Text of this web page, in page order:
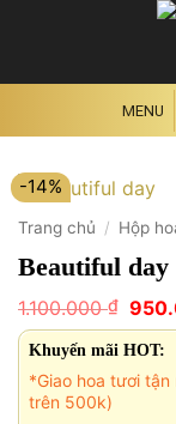
MENU
-14%
Trang chủ / Hộp
Beautiful day
1.100.000₫ Giá
gốc
là:
Khuyến mãi HOT:
*Giao hoa tươi tận
trên 500k)